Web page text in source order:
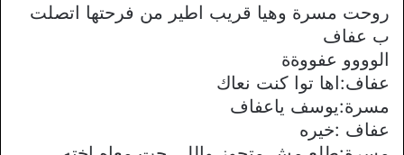
روحت مسرة وهيا قريب اطير من فرحتها اتصلت
ب عفاف
الوووو عفووةة
عفاف:اها توا كنت نعاك
مسرة:يوسف ياعفاف
عفاف :خيره